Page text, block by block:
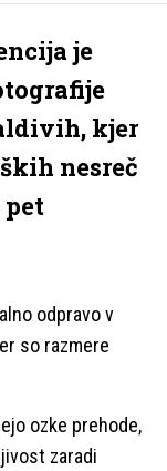
je
kjer
nesreč
odpravo v
so razmere
ozke prehode,
zaradi